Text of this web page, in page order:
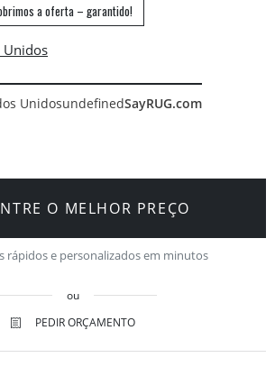
a oferta – garantido!
UnidosundefinedSayRUG.com
O MELHOR PREÇO
rápidos e personalizados em minutos
ou
PEDIR ORÇAMENTO